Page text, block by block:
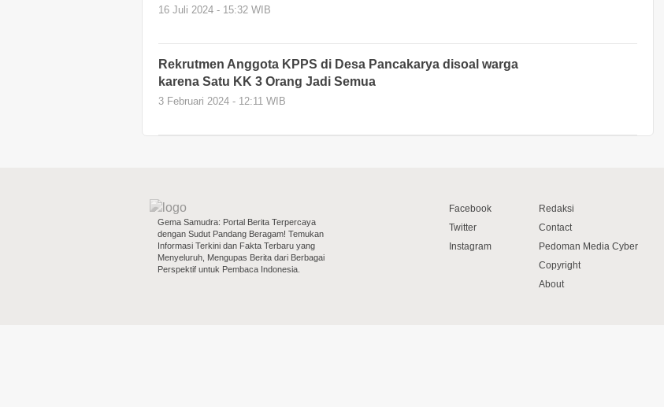
16 Juli 2024 - 15:32 WIB
Rekrutmen Anggota KPPS di Desa Pancakarya disoal warga
karena Satu KK 3 Orang Jadi Semua
3 Februari 2024 - 12:11 WIB
Gema Samudra: Portal Berita Terpercaya
dengan Sudut Pandang Beragam! Temukan
Informasi Terkini dan Fakta Terbaru yang
Menyeluruh, Mengupas Berita dari Berbagai
Perspektif untuk Pembaca Indonesia.
Facebook
Twitter
Instagram
Redaksi
Contact
Pedoman Media Cyber
Copyright
About